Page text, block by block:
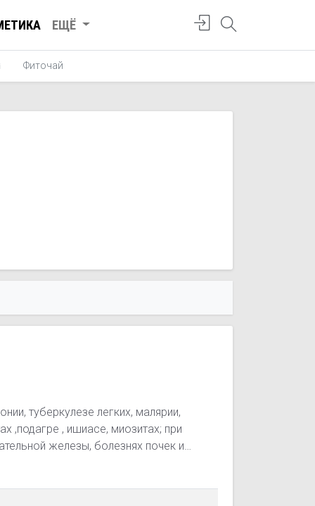
ЕЩЁ
Фиточай
туберкулезе легких, малярии,
,подагре , ишиасе, миозитах; при
железы, болезнях почек и
цистит, задержка мочеотделения